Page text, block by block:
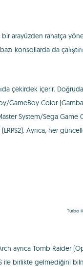
arayüzden rahatça
konsollarda da
çekirdek içerir.
GameBoy Color
System/Sega
Ayrıca, her
Turbo
ayrıca Tomb Raider
birlikte gelmediğini